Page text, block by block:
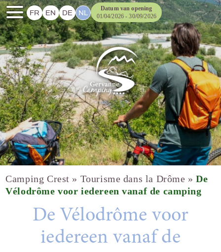
FR EN DE NL
Datum van opening
01/04/2026 - 30/09/2026
Camping Crest » Tourisme dans la Drôme »De
Vélodrôme voor iedereen vanaf de camping
De Vélodrôme voor
iedereen vanaf de